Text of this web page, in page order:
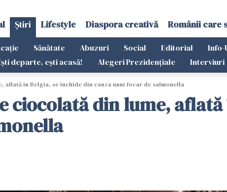
Știri Lifestyle Diaspora creativă Românii care
Sănătate Abuzuri Social Editorial Info-
departe, ești acasă! Alegeri Prezidențiale Interviuri
aflată în Belgia, se închide din cauza unui focar de salmonella
ciocolată din lume,